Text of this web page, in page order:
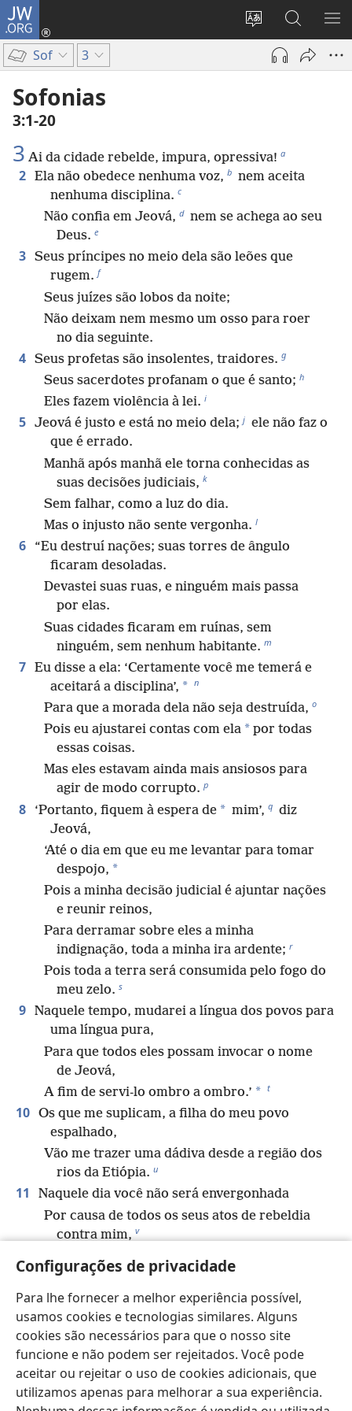
Configurações de privacidade
Para lhe fornecer a melhor experiência possível,
usamos cookies e tecnologias similares. Alguns
cookies são necessários para que o nosso site
funcione e não podem ser rejeitados. Você pode
aceitar ou rejeitar o uso de cookies adicionais, que
utilizamos apenas para melhorar a sua experiência.
JW.ORG
Mudar
idioma
Log
Buscar
no
JW.ORG
Sof 3
Sofonias
3:1-20
3 Ai da cidade rebelde, impura, opressiva! a
2 Ela não obedece nenhuma voz, b nem aceita
nenhuma disciplina. c
Não confia em Jeová, d nem se achega ao seu
Deus. e
3 Seus príncipes no meio dela são leões que
rugem. f
Seus juízes são lobos da noite;
Não deixam nem mesmo um osso para roer
no dia seguinte.
4 Seus profetas são insolentes, traidores. g
Seus sacerdotes profanam o que é santo; h
Eles fazem violência à lei. i
5 Jeová é justo e está no meio dela; j ele não faz o
que é errado.
Manhã após manhã ele torna conhecidas as
suas decisões judiciais, k
Sem falhar, como a luz do dia.
Mas o injusto não sente vergonha. l
6
“Eu destruí nações; suas torres de ângulo
ficaram desoladas.
Devastei suas ruas, e ninguém mais passa
por elas.
Suas cidades ficaram em ruínas, sem
ninguém, sem nenhum habitante. m
7 Eu disse a ela: ‘Certamente você me temerá e
aceitará a disciplina’, * n
Para que a morada dela não seja destruída, o
Pois eu ajustarei contas com ela * por todas
essas coisas.
Mas eles estavam ainda mais ansiosos para
agir de modo corrupto. p
8 ‘Portanto, fiquem à espera de * mim’, q diz
Jeová,
‘Até o dia em que eu me levantar para tomar
despojo, *
Pois a minha decisão judicial é ajuntar nações
e reunir reinos,
Para derramar sobre eles a minha
indignação, toda a minha ira ardente; r
Pois toda a terra será consumida pelo fogo do
meu zelo. s
9 Naquele tempo, mudarei a língua dos povos para
uma língua pura,
Para que todos eles possam invocar o nome
de Jeová,
A fim de servi-lo ombro a ombro.’ * t
10 Os que me suplicam, a filha do meu povo
espalhado,
Vão me trazer uma dádiva desde a região dos
rios da Etiópia. u
11
Naquele dia você não será envergonhada
Por causa de todos os seus atos de rebeldia
contra mim, v
arrogantes,
E você nunca mais será arrogante no meu
santo monte.
12 Deixarei um povo humilde e modesto restar no
seu meio, x
E eles se refugiarão no nome de Jeová.
13 Os que restarem de Israel y não farão o que é